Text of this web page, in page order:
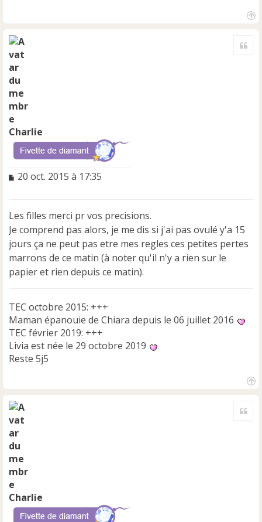
Charlie
M
a
g
e
n
o
n
20 oct. 2015 à 17:35
Les filles merci pr vos precisions.
Je comprend pas alors, je me dis si j'ai pas ovulé y'a 15
jours ça ne peut pas etre mes regles ces petites pertes
marrons de ce matin (à noter qu'il n'y a rien sur le
papier et rien depuis ce matin).
TEC octobre 2015: +++
Maman épanouie de Chiara depuis le 06 juillet 2016
TEC février 2019: +++
Livia est née le 29 octobre 2019
Reste 5j5
Charlie